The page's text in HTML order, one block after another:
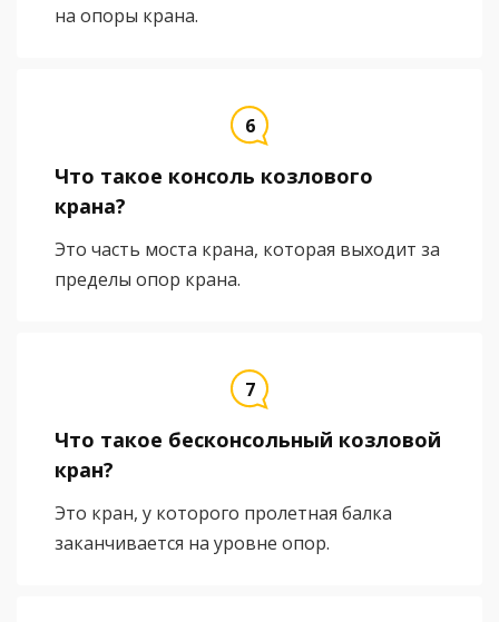
на опоры крана.
Что такое консоль козлового
крана?
Это часть моста крана, которая выходит за
пределы опор крана.
Что такое бесконсольный козловой
кран?
Это кран, у которого пролетная балка
заканчивается на уровне опор.